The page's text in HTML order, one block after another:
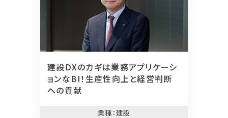
建設DXのカギは業務アプリケーシ
ョンなBI！ 生産性向上と経営判断
への貢献
業種 ：建設